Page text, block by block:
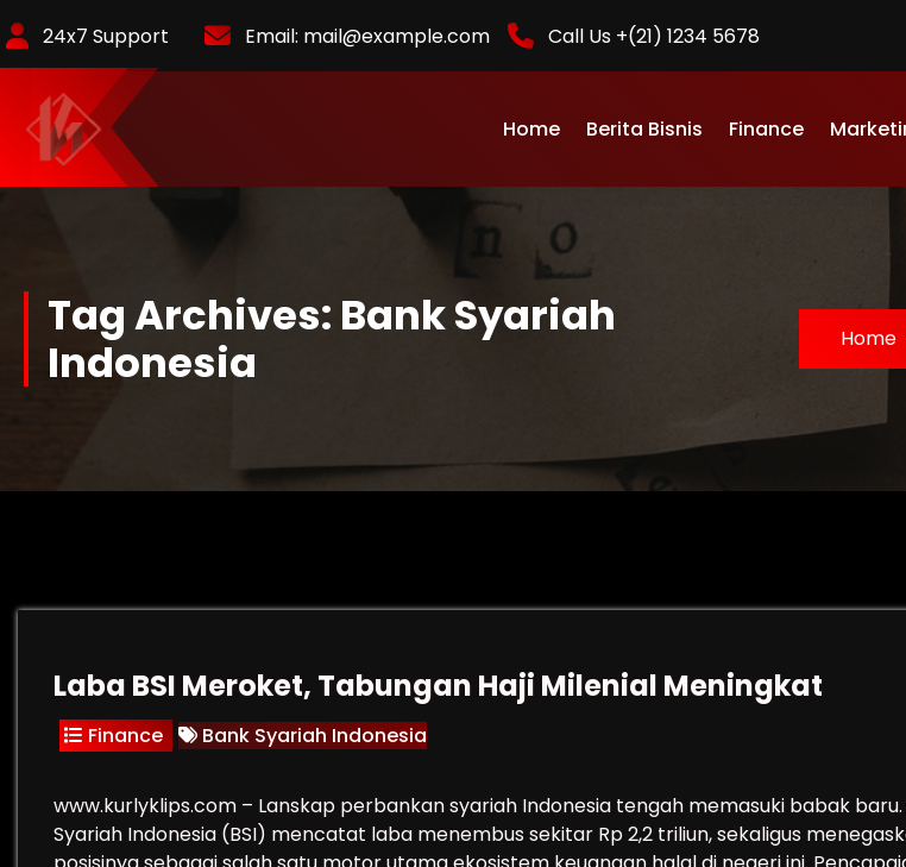
to
Content
24x7 Support Email: mail@example.com Call Us +(21) 1234 5678
KurlyKlips menyajikan informasi bisnis terbaru, strategi usaha,
Home Berita Bisnis Finance
Tag Archives: Bank Syariah
Indonesia
Home
Laba BSI Meroket, Tabungan Haji Milenial Meningkat
Finance Bank Syariah Indonesia
www.kurlyklips.com – Lanskap perbankan syariah Indonesia tengah memasuki babak baru.
Syariah Indonesia (BSI) mencatat laba menembus sekitar Rp 2,2 triliun, sekaligus